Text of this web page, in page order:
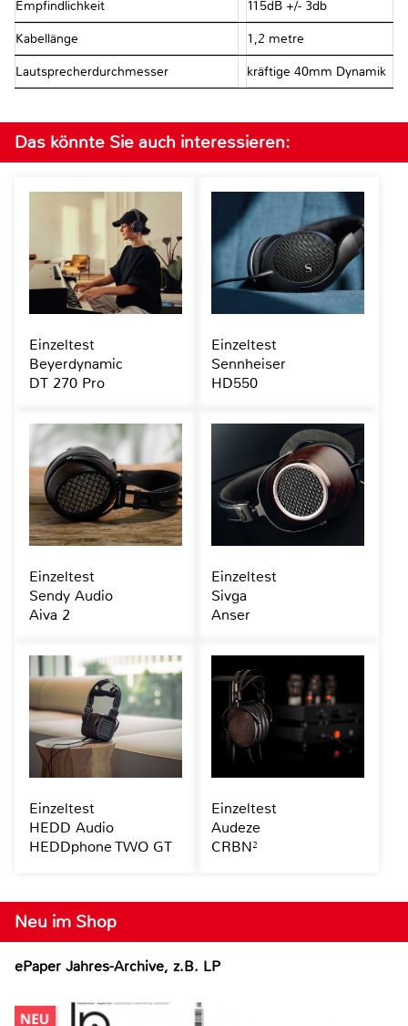
Empfindlichkeit 115dB +/- 3db
Kabellänge 1,2 metre
Lautsprecherdurchmesser kräftige 40mm Dynamik
Neu im Shop
ePaper Jahres-Archive, z.B. LP
Das könnte Sie auch interessieren:
Einzeltest
Beyerdynamic
DT 270 Pro
Einzeltest
Sennheiser
HD550
Einzeltest
Sendy Audio
Aiva 2
Einzeltest
Sivga
Anser
Einzeltest
HEDD Audio
HEDDphone TWO GT
Einzeltest
Audeze
CRBN²